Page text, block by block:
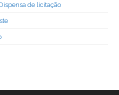
de licitação